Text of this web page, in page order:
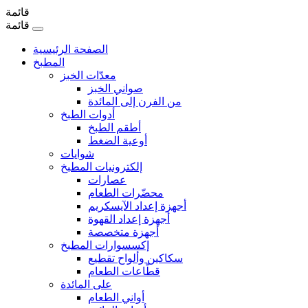
قائمة
قائمة
الصفحة الرئيسية
المطبخ
معدّات الخبز
صواني الخبز
من الفرن إلى المائدة
أدوات الطبخ
أطقم الطبخ
أوعية الضغط
شوايات
إلكترونيات المطبخ
عصارات
محضّرات الطعام
أجهزة إعداد الآيسكريم
أجهزة إعداد القهوة
أجهزة متخصصة
إكسسوارات المطبخ
سكاكين وألواح تقطيع
قطّاعات الطعام
على المائدة
أواني الطعام